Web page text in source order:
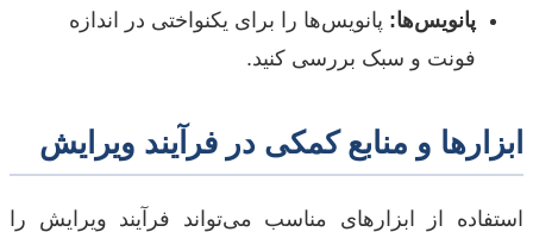
پانویس‌ها: پانویس‌ها را برای یکنواختی در اندازه
فونت و سبک بررسی کنید.
ابزارها و منابع کمکی در فرآیند ویرایش
استفاده از ابزارهای مناسب می‌تواند فرآیند ویرایش را